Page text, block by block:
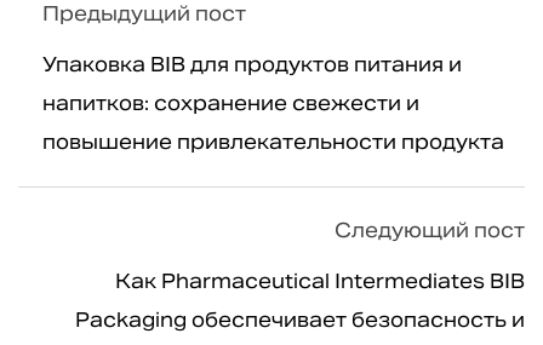
Предыдущий пост
Упаковка BIB для продуктов питания и
напитков: сохранение свежести и
повышение привлекательности продукта
Следующий пост
Как Pharmaceutical Intermediates BIB
Packaging обеспечивает безопасность и